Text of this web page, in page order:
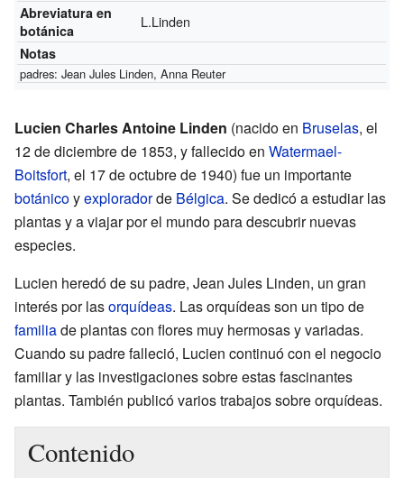
Abreviatura en
botánica
L.Linden
Notas
padres: Jean Jules Linden, Anna Reuter
Lucien Charles Antoine Linden (nacido en Bruselas, el
12 de diciembre de 1853, y fallecido en Watermael-
Boitsfort, el 17 de octubre de 1940) fue un importante
botánicoyexploradorde Bélgica. Se dedicó a estudiar las
plantas y a viajar por el mundo para descubrir nuevas
especies.
Lucien heredó de su padre, Jean Jules Linden, un gran
interés por lasorquídeas. Las orquídeas son un tipo de
familiade plantas con flores muy hermosas y variadas.
Cuando su padre falleció, Lucien continuó con el negocio
familiar y las investigaciones sobre estas fascinantes
plantas. También publicó varios trabajos sobre orquídeas.
Contenido